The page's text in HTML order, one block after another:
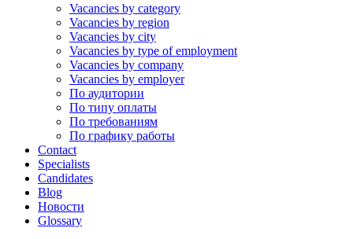
Vacancies by category
Vacancies by region
Vacancies by city
Vacancies by type of employment
Vacancies by company
Vacancies by employer
По аудитории
По типу оплаты
По требованиям
По графику работы
Contact
Specialists
Candidates
Blog
Новости
Glossary